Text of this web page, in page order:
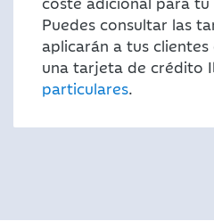
Puedes consultar las
aplicarán a tus
una tarjeta de crédito
particulares.